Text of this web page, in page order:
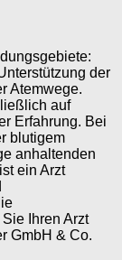
der
Atemwege.
auf
Erfahrung. Bei
blutigem
anhaltenden
ein Arzt
Ihren Arzt
GmbH & Co.